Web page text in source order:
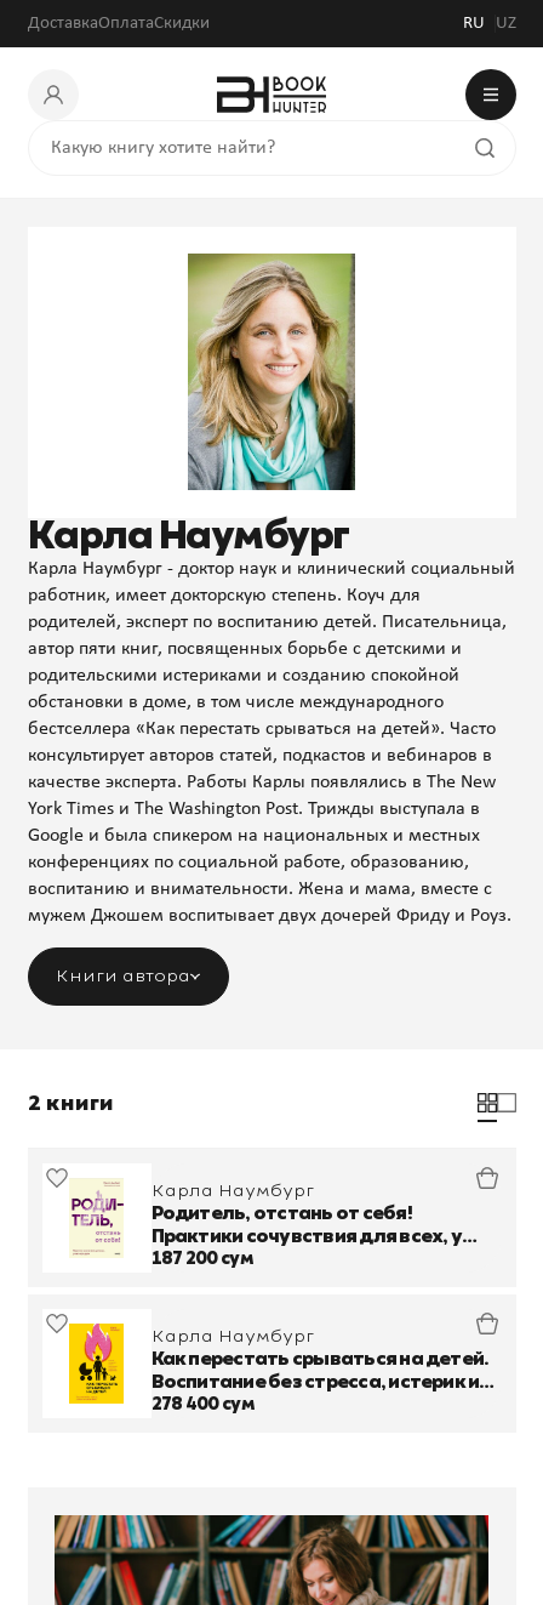
ДоставкаОплатаСкидки RU UZ
Карла Наумбург
Карла Наумбург - доктор наук и клинический социальный
работник, имеет докторскую степень. Коуч для
родителей, эксперт по воспитанию детей. Писательница,
автор пяти книг, посвященных борьбе с детскими и
родительскими истериками и созданию спокойной
обстановки в доме, в том числе международного
бестселлера «Как перестать срываться на детей». Часто
консультирует авторов статей, подкастов и вебинаров в
качестве эксперта. Работы Карлы появлялись в The New
York Times и The Washington Post. Трижды выступала в
Google и была спикером на национальных и местных
конференциях по социальной работе, образованию,
воспитанию и внимательности. Жена и мама, вместе с
мужем Джошем воспитывает двух дочерей Фриду и Роуз.
Книги автора
2 книги
Карла Наумбург
Родитель, отстань от себя!
Практики сочувствия для всех, у
кого есть дети
187 200 сум
Карла Наумбург
Как перестать срываться на детей.
Воспитание без стресса, истерик и
чувства вины
278 400 сум